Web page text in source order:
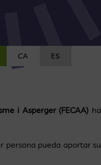
CA ES
i Asperger (FECAA) ha
persona pueda aportar su